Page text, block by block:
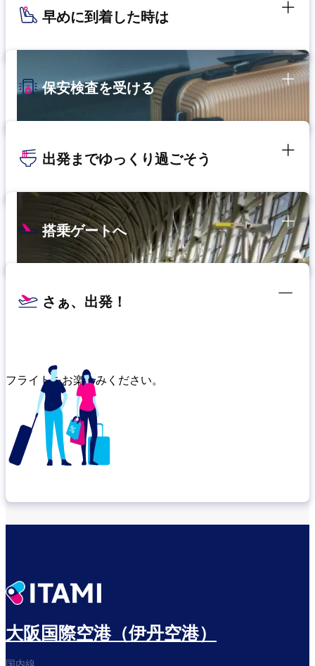
早めに到着した時は
保安検査を受ける
出発までゆっくり過ごそう
搭乗ゲートへ
さぁ、出発！
フライトをお楽しみください。
大阪国際空港（伊丹空港）